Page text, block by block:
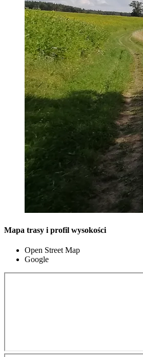
Mapa trasy i profil wysokości
Open Street Map
Google